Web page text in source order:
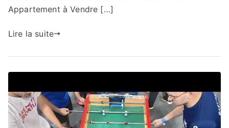
Appartement à Vendre […]
Lire la suite